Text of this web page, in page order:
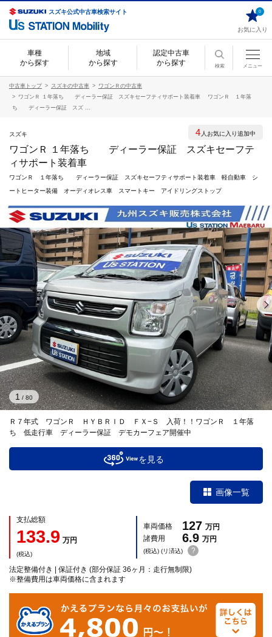
スズキ公式中古車検索サイト
お気に入り
0
車種
から探す
地域
から探す
認定中古車
から探す
検索 メニュー
中古車トップ スズキの中古車
ワゴンＲの中古車
ワゴンＲ １年落ち ディーラー保証 スズキセーフティサポート装着車 ワゴンＲ １年落
ち ディーラー保証 スズ ...
スズキ
ワゴンＲ １年落ち ディーラー保証 スズキセーフテ
ィサポート装着車
ワゴンＲ １年落ち ディーラー保証 スズキセーフティサポート装着車 軽自動車 シ
ートヒーター装備 オーディオレス車 スマートキー アイドリングストップ
Ｒ７年式 ワゴンＲ ＨＹＢＲＩＤ ＦＸ−Ｓ 入荷！！ワゴンＲ １年落
ち 低走行車 ディーラー保証 デモカーフェア開催中
1 / 80
を見る
画像一覧
支払総額
133.9 万円
(税込)
車両価格 127 万円
諸費用
6.9 万円
(税込) (リ済込) ?
法定整備付き | 保証付き (部分保証 36ヶ月：走行無制限)
※整備費用は車両価格に含まれます
4 人お気に入り追加中